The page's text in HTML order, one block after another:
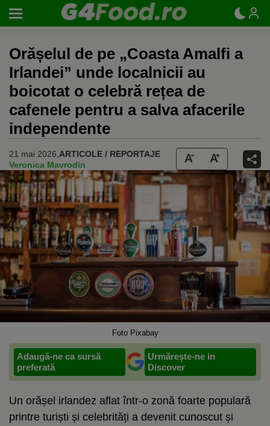
Orășelul de pe „Coasta Amalfi a
Irlandei” unde localnicii au
boicotat o celebră rețea de
cafenele pentru a salva afacerile
independente
21 mai 2026, ARTICOLE / REPORTAJE
Veronica Mavrodin
Foto Pixabay
Adaugă-ne ca sursă
preferată
Urmărește-ne in
Discover
Un orășel irlandez aflat într-o zonă foarte populară
printre turiști și celebrități a devenit cunoscut și